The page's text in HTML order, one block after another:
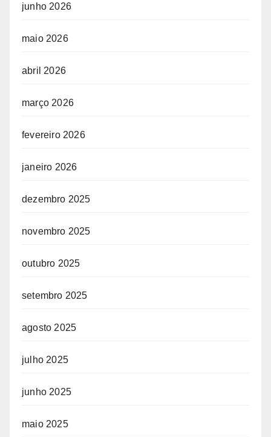
junho 2026
maio 2026
abril 2026
março 2026
fevereiro 2026
janeiro 2026
dezembro 2025
novembro 2025
outubro 2025
setembro 2025
agosto 2025
julho 2025
junho 2025
maio 2025